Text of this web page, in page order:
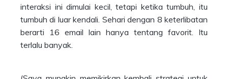
interaksi ini dimulai kecil, tetapi ketika tumbuh, itu
tumbuh di luar kendali. Sehari dengan 8 keterlibatan
berarti 16 email lain hanya tentang favorit. Itu
terlalu banyak.